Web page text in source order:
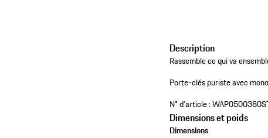
Description
Rassemble ce qui va
Porte-clés puriste avec
N° d'article :
Dimensions et poids
Dimensions